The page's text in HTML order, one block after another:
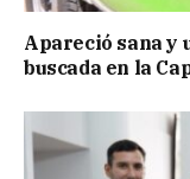
Apareció sana y
buscada en la